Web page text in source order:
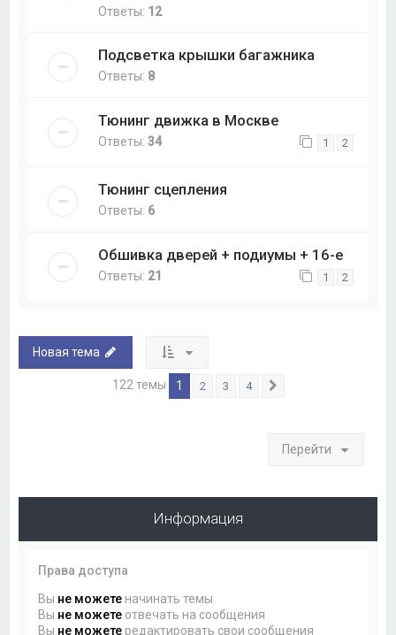
Ответы: 12
Подсветка крышки багажника
Ответы: 8
Тюнинг движка в Москве
Ответы:34 1 2
Тюнинг сцепления
Ответы: 6
Обшивка дверей + подиумы + 16-е
Ответы: 21 1 2
Новая тема
122 темы 1 2 3 4
Перейти
Информация
Права доступа
Вы не можете начинать темы
Вы не можете отвечать на сообщения
Вы не можете редактировать свои сообщения